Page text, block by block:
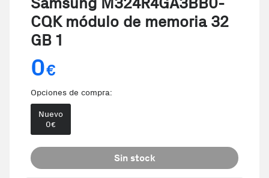
CQK módulo de memoria 32
GB 1
0€
Opciones de compra:
Nuevo
0€
Sin stock